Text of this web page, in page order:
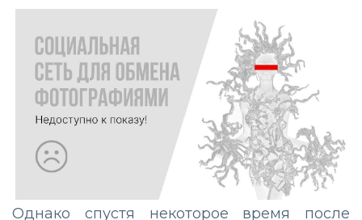
Однако спустя некоторое время после